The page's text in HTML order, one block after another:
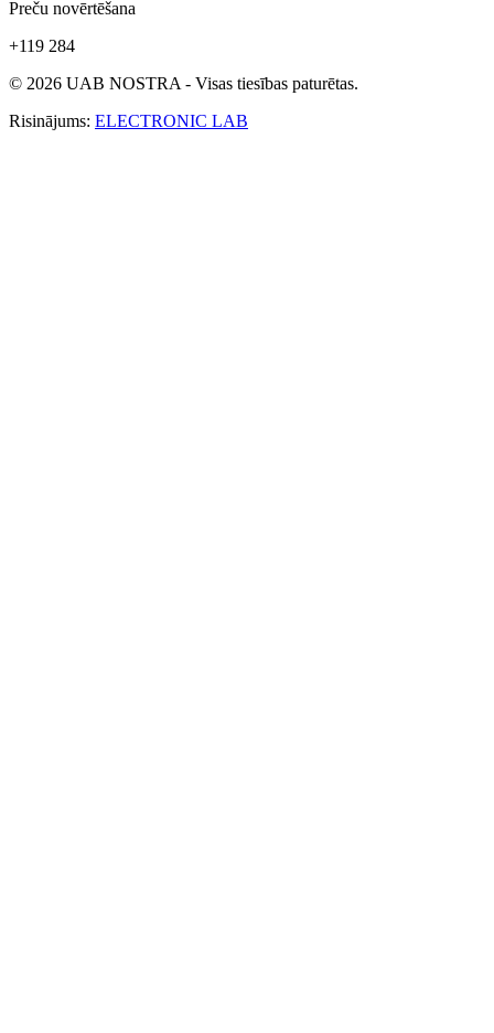
Preču novērtēšana
+119 284
© 2026 UAB NOSTRA - Visas tiesības paturētas.
Risinājums: ELECTRONIC LAB